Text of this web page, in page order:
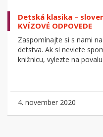
Detská klasika –
KVÍZOVÉ ODPOVEDE
Zaspomínajte si s nami
detstva. Ak si neviete
knižnicu, vylezte na
4. november 2020